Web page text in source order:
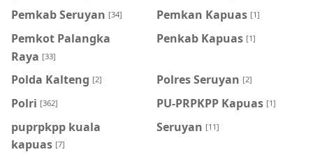
Pemkab Seruyan [34] Pemkan Kapuas [1]
Pemkot Palangka
Raya [33]
Penkab Kapuas [1]
Polda Kalteng [2] Polres Seruyan [2]
Polri [362] PU-PRPKPP Kapuas [1]
puprpkpp kuala
kapuas [7]
Seruyan [11]